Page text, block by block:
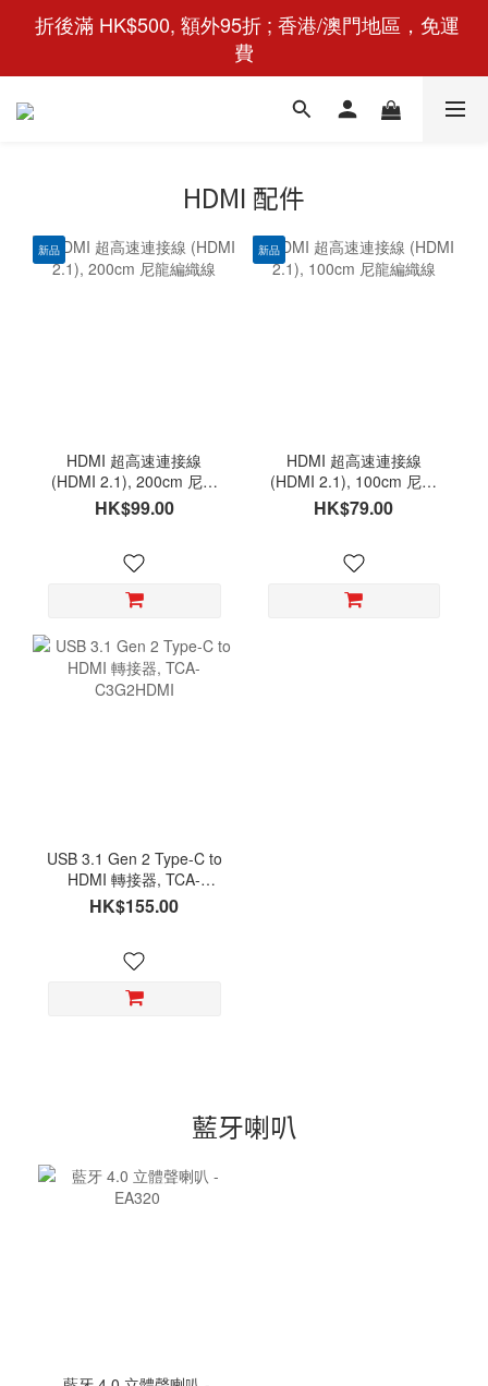
費
HDMI 配件
新品
HDMI 超高速連接線
(HDMI 2.1), 200cm 尼龍
編織線
HK$99.00
新品
HDMI 超高速連接線
(HDMI 2.1), 100cm 尼龍
編織線
HK$79.00
USB 3.1 Gen 2 Type-C to
HDMI 轉接器, TCA-
C3G2HDMI
HK$155.00
藍牙喇叭